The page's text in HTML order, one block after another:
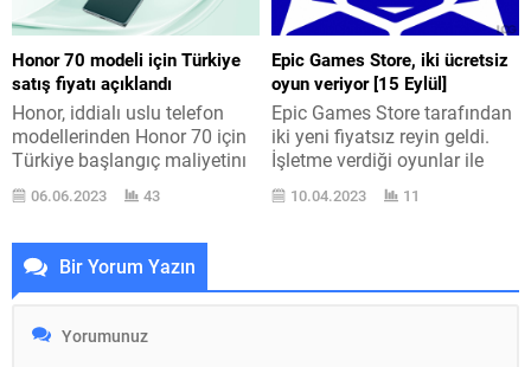
tüm iPhone modelleri için
dün akşam indirilebilir hale
geldi. Genel olarak pozitif
karşılanan işletim sistemi,
daha...
açıklamaya göre artık seri
olarak üretilecek bir taşıt
konumunda yer alıyor. 1
Aralık itibarıyla yapımdan
çıkacak ilk...
Honor 70 modeli için Türkiye
satış fiyatı açıklandı
Honor, iddialı uslu telefon
modellerinden Honor 70 için
Türkiye başlangıç maliyetinı
düzenlediği toplantıda
paylaştı. Detaylarına burada
modelinin Türkiye “başlangıç
maliyeti” 8 GB RAM + 128 GB
depolama için 12.999 TL
olarak açıklandı. İşletme yeni
uslu telefon modeli için daha
06.06.2023 43
Epic Games Store, iki ücretsiz
oyun veriyor [15 Eylül]
Epic Games Store tarafından
iki yeni fiyatsız reyin geldi.
İşletme verdiği oyunlar ile
bütçesi kısıtlı oyuncuları
coşturmayı sürdürüyor. Epic
10.04.2023 11
Bir Yorum Yazın